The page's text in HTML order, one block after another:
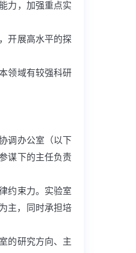
力，加强重点实
开展高水平的探
领域有较强科研
调办公室（以下
谋下的主任负责
约束力。实验室
主，同时承担培
的研究方向、主